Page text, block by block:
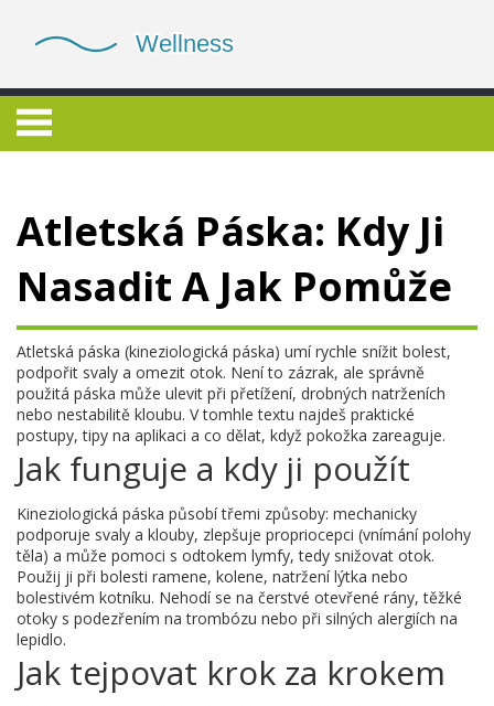
Atletská Páska: Kdy Ji
Nasadit A Jak Pomůže
Atletská páska (kineziologická páska) umí rychle snížit bolest,
podpořit svaly a omezit otok. Není to zázrak, ale správně
použitá páska může ulevit při přetížení, drobných natrženích
nebo nestabilitě kloubu. V tomhle textu najdeš praktické
postupy, tipy na aplikaci a co dělat, když pokožka zareaguje.
Jak funguje a kdy ji použít
Kineziologická páska působí třemi způsoby: mechanicky
podporuje svaly a klouby, zlepšuje propriocepci (vnímání polohy
těla) a může pomoci s odtokem lymfy, tedy snižovat otok.
Použij ji při bolesti ramene, kolene, natržení lýtka nebo
bolestivém kotníku. Nehodí se na čerstvé otevřené rány, těžké
otoky s podezřením na trombózu nebo při silných alergiích na
lepidlo.
Jak tejpovat krok za krokem